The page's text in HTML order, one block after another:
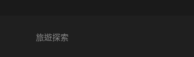
旅遊探索